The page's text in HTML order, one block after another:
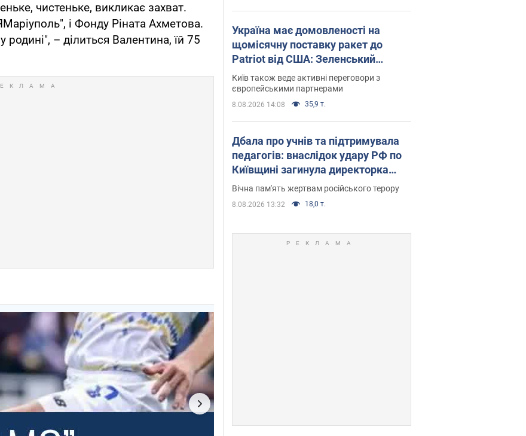
чистеньке, викликає захват.
і Фонду Ріната Ахметова.
родині", – ділиться Валентина, їй 75
Україна має домовленості на
щомісячну поставку ракет до
Patriot від США: Зеленський
розкрив подробиці
Київ також веде активні переговори з
європейськими партнерами
8.08.2026 14:08 35,9 т.
Дбала про учнів та підтримувала
педагогів: внаслідок удару РФ по
Київщині загинула директорка
київського ліцею, її чоловік та онук
Вічна пам'ять жертвам російського терору
8.08.2026 13:32 18,0 т.